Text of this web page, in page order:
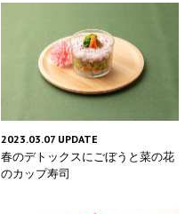
2023.03.07 UPDATE
春のデトックスにごぼうと菜の花
のカップ寿司